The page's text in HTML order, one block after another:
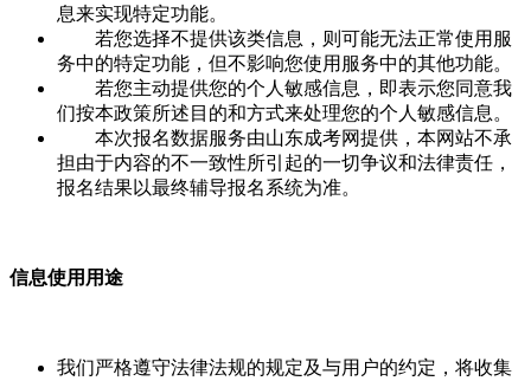
息来实现特定功能。
若您选择不提供该类信息，则可能无法正常使用服
务中的特定功能，但不影响您使用服务中的其他功能。
若您主动提供您的个人敏感信息，即表示您同意我
们按本政策所述目的和方式来处理您的个人敏感信息。
本次报名数据服务由山东成考网提供，本网站不承
担由于内容的不一致性所引起的一切争议和法律责任，
报名结果以最终辅导报名系统为准。
信息使用用途
我们严格遵守法律法规的规定及与用户的约定，将收集